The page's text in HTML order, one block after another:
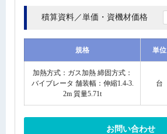
積算資料／単価・資機材価格
規格 単位
加熱方式：ガス加熱 締固方式：
バイブレータ 舗装幅：伸縮1.4-3.
2m 質量5.71t
台
お問い合わせ